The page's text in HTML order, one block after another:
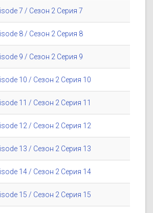
7 / Сезон 2 Серия 7
8 / Сезон 2 Серия 8
9 / Сезон 2 Серия 9
10 / Сезон 2 Серия 10
11 / Сезон 2 Серия 11
12 / Сезон 2 Серия 12
13 / Сезон 2 Серия 13
14 / Сезон 2 Серия 14
15 / Сезон 2 Серия 15